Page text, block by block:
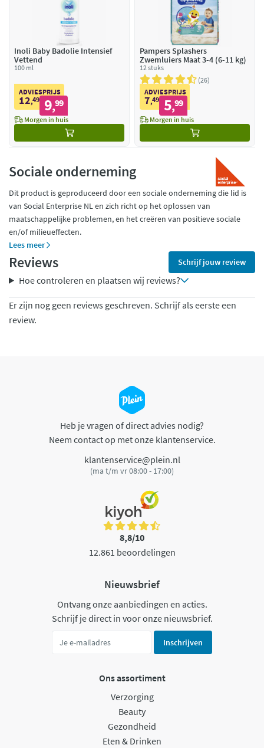
Inoli Baby Badolie Intensief
Vettend
100 ml
ADVIESPRIJS
12,49 9,99
Morgen in huis
Pampers Splashers
Zwemluiers Maat 3-4 (6-11 kg)
12 stuks
26
ADVIESPRIJS
7,49 5,99
Morgen in huis
Sociale onderneming
Dit product is geproduceerd door een sociale onderneming die lid is
van Social Enterprise NL en zich richt op het oplossen van
maatschappelijke problemen, en het creëren van positieve sociale
en/of milieueffecten.
Lees meer
Reviews Schrijf jouw review
Hoe controleren en plaatsen wij reviews?
Er zijn nog geen reviews geschreven. Schrijf als eerste een
review.
Heb je vragen of direct advies nodig?
Neem contact op met onze klantenservice.
klantenservice@plein.nl
(ma t/m vr 08:00 - 17:00)
8,8/10
12.861 beoordelingen
Nieuwsbrief
Ontvang onze aanbiedingen en acties.
Schrijf je direct in voor onze nieuwsbrief.
Inschrijven
Ons assortiment
Verzorging
Beauty
Gezondheid
Eten & Drinken